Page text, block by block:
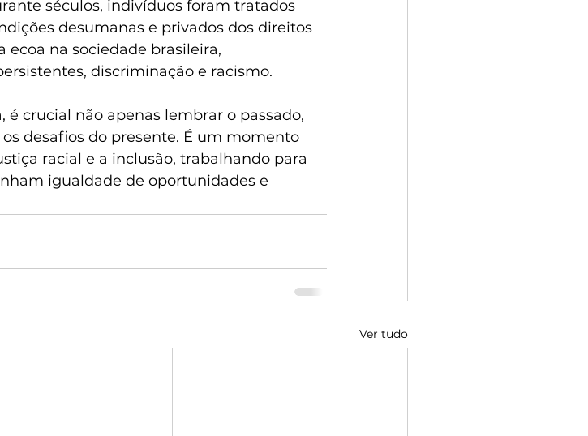
séculos, indivíduos foram tratados
desumanas e privados dos direitos
ecoa na sociedade brasileira,
discriminação e racismo.
é crucial não apenas lembrar o passado,
desafios do presente. É um momento
racial e a inclusão, trabalhando para
igualdade de oportunidades e
Ver tudo